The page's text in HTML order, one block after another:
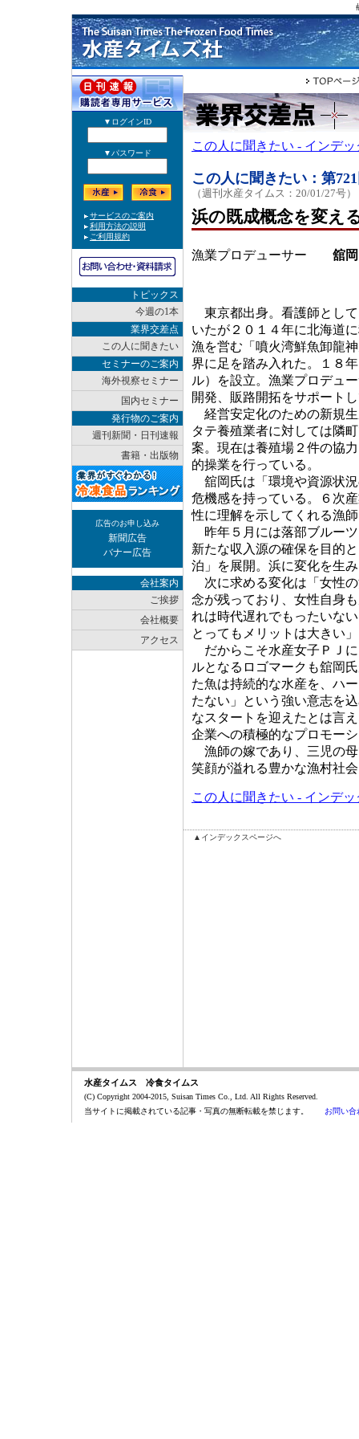
トピックス
今週の1本
業界交差点
この人に聞きたい
セミナーのご案内
海外視察セミナー
国内セミナー
発行物のご案内
週刊新聞・日刊速報
書籍・出版物
広告のお申し込み
新聞広告
バナー広告
会社案内
ご挨拶
会社概要
アクセス
この人に聞きたい - インデ
この人に聞きたい：第
（週刊水産タイムス：20/01/27号）
浜の既成概念を変え
漁業プロデューサー 舘岡
東京都出身。看護師とし
いたが２０１４年に北海道
漁を営む「噴火湾鮮魚卸龍
界に足を踏み入れた。１８
ル）を設立。漁業プロデュ
開発、販路開拓をサポート
経営安定化のための新規
タテ養殖業者に対しては隣
案。現在は養殖場２件の協
的操業を行っている。
舘岡氏は「環境や資源状
危機感を持っている。６次
性に理解を示してくれる漁
昨年５月には落部ブルー
新たな収入源の確保を目的
泊」を展開。浜に変化を生
次に求める変化は「女性
念が残っており、女性自身
れは時代遅れでもったいな
とってもメリットは大きい
だからこそ水産女子ＰＪ
ルとなるロゴマークも舘岡
た魚は持続的な水産を、ハ
たない」という強い意志を
なスタートを迎えたとは言
企業への積極的なプロモー
漁師の嫁であり、三児の
笑顔が溢れる豊かな漁村社
この人に聞きたい - インデ
▲インデックスページへ
水産タイムス 冷食タイムス
(C) Copyright 2004-2015, Suisan Times Co., Ltd. All Rights Reserved.
当サイトに掲載されている記事・写真の無断転載を禁じます。 お問い合